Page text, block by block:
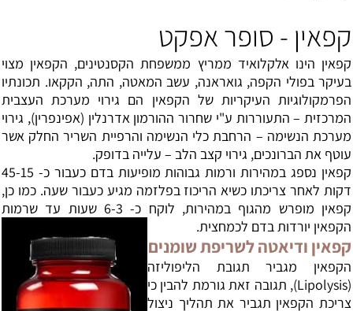
קפאין - סופר אפקט
קפאין הינו אלקלואיד ממריץ ממשפחת הקסנטינים, הקפאין מצוי
בעיקר בפולי הקפה, גואראנה, עשב המאטה, התה, הקקאו. תכונתיו
הפרמקולוגיות העיקריות של הקפאין הם גירוי מערכת העצבית
המרכזית – התעוררות ע"י שחרור ההורמון אדרנלין (אפינפרין), גירוי
מערכת הנשימה – הרחבת כלי הנשימה והרפיית השריר החלק אשר
עוטף את הברונכים, גירוי קצב הלב – עלייה בדופק.
קפאין נספג במהירות ורמות גבוהות מופיעות בדם כעבור כ- 45-15
דקות לאחר צריכתו כשיא הריכוז בפלזמה מגיע כעבור שעה. כמו כן,
קפאין מופרש מהגוף במהירות, לוקח כ- 6-3 שעות עד שרמות
הקפאין יורדות בדם לכמחצית.
קפאין ודיאטה לשריפת שומנים
הקפאין מגביר תגובת הליפוליזה
(Lipolysis), תגובה זאת גורמת להבין כי
צריכת הקפאין תגביר את תהליך ניצול